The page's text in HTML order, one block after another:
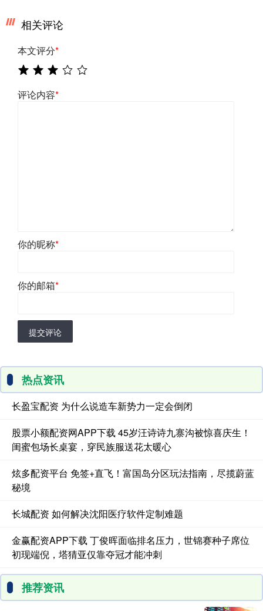
相关评论
本文评分*
评论内容*
你的昵称*
你的邮箱*
提交评论
热点资讯
长盈宝配资 为什么说造车新势力一定会倒闭
股票小额配资网APP下载 45岁汪诗诗九寨沟被惊喜庆生！
闺蜜包场长桌宴，穿民族服送花太暖心
炫多配资平台 免签+直飞！富国岛分区玩法指南，尽揽蔚蓝
秘境
长城配资 如何解决沈阳医疗软件定制难题
金赢配资APP下载 丁俊晖面临排名压力，世锦赛种子席位
初现端倪，塔猜亚仅靠夺冠才能冲刺
推荐资讯